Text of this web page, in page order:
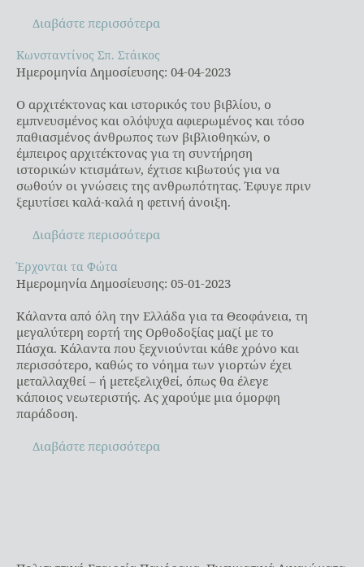
Διαβάστε περισσότερα
Κωνσταντίνος Σπ. Στάικος
Κωνσταντίνος Σπ. Στάικος
Ημερομηνία Δημοσίευσης: 04-04-2023
Ο αρχιτέκτονας και ιστορικός του βιβλίου, ο
εμπνευσμένος και ολόψυχα αφιερωμένος και τόσο
παθιασμένος άνθρωπος των βιβλιοθηκών, ο
έμπειρος αρχιτέκτονας για τη συντήρηση
ιστορικών κτισμάτων, έχτισε κιβωτούς για να
σωθούν οι γνώσεις της ανθρωπότητας. Έφυγε πριν
ξεμυτίσει καλά-καλά η φετινή άνοιξη.
Διαβάστε περισσότερα
Έρχονται τα Φώτα
Έρχονται τα Φώτα
Ημερομηνία Δημοσίευσης: 05-01-2023
Κάλαντα από όλη την Ελλάδα για τα Θεοφάνεια, τη
μεγαλύτερη εορτή της Ορθοδοξίας μαζί με το
Πάσχα. Κάλαντα που ξεχνιούνται κάθε χρόνο και
περισσότερο, καθώς το νόημα των γιορτών έχει
μεταλλαχθεί – ή μετεξελιχθεί, όπως θα έλεγε
κάποιος νεωτεριστής. Ας χαρούμε μια όμορφη
παράδοση.
Διαβάστε περισσότερα